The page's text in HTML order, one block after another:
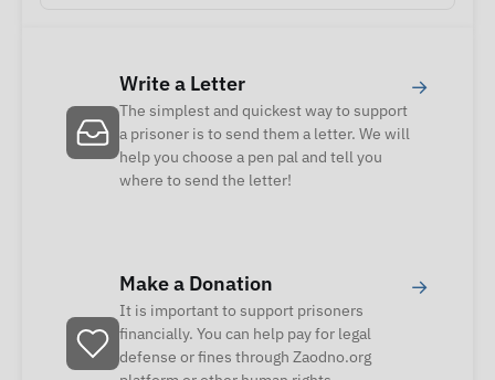
Write a Letter
The simplest and quickest way to support
a prisoner is to send them a letter. We will
help you choose a pen pal and tell you
where to send the letter!
→
Make a Donation
It is important to support prisoners
financially. You can help pay for legal
defense or fines through Zaodno.org
→